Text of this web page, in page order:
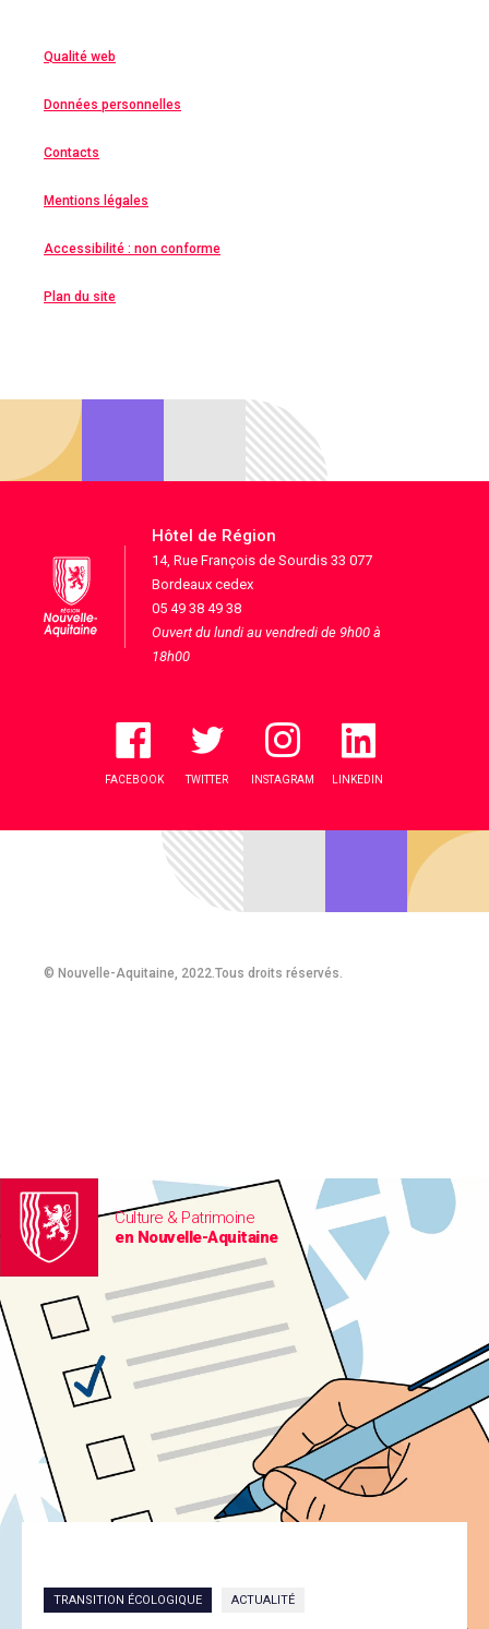
Qualité web
Données personnelles
Contacts
Mentions légales
Accessibilité : non conforme
Plan du site
Hôtel de Région
14, Rue François de Sourdis 33 077
Bordeaux cedex
05 49 38 49 38
Ouvert du lundi au vendredi de 9h00 à
18h00
FACEBOOK TWITTER INSTAGRAM LINKEDIN
© Nouvelle-Aquitaine, 2022.Tous droits réservés.
Culture & Patrimoine
en Nouvelle-Aquitaine
TRANSITION ÉCOLOGIQUE ACTUALITÉ